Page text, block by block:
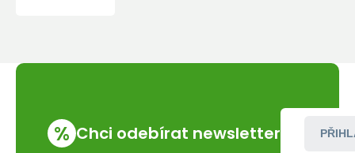
% Chci odebírat newsletter